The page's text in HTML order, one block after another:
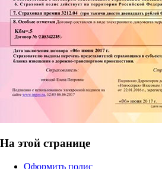
На этой странице
Оформить полис